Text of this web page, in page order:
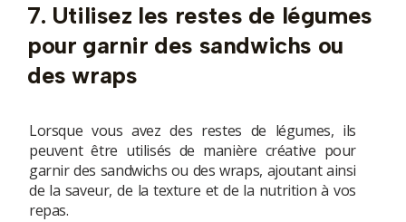
7. Utilisez les restes de légumes
pour garnir des sandwichs ou
des wraps
Lorsque vous avez des restes de légumes, ils
peuvent être utilisés de manière créative pour
garnir des sandwichs ou des wraps, ajoutant ainsi
de la saveur, de la texture et de la nutrition à vos
repas.